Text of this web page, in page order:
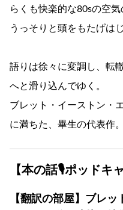
らくも快楽的な80sの空
うっそりと頭をもたげは
語りは徐々に変調し、転
へと滑り込んでゆく。
ブレット・イーストン・
に満ちた、畢生の代表作。
【本の話🎙ポッドキ
【翻訳の部屋】ブレ